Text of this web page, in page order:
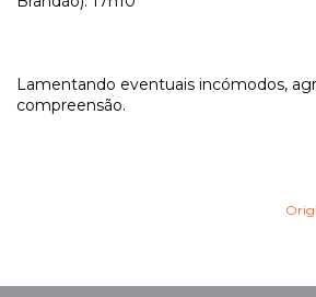
Lamentando eventuais incómodos,
compreensão.